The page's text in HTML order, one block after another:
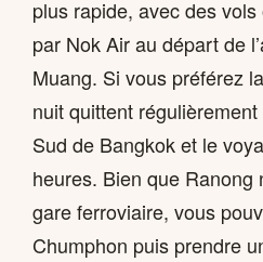
plus rapide, avec des
par Nok Air au départ de
Muang. Si vous préférez
nuit quittent
Sud de Bangkok et le
heures. Bien que Ranong
gare ferroviaire, vous
Chumphon puis prendre